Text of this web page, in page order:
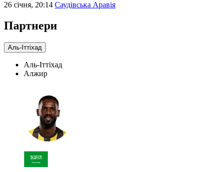
26 січня, 20:14 Саудівська Аравія
Партнери
Аль-Іттіхад
Аль-Іттіхад
Алжир